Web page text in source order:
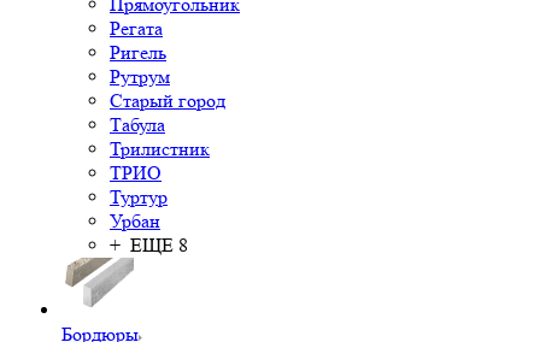
Регата
Ригель
Рутрум
Старый город
Табула
Трилистник
ТРИО
Туртур
Урбан
+ ЕЩЕ 8
Бордюры